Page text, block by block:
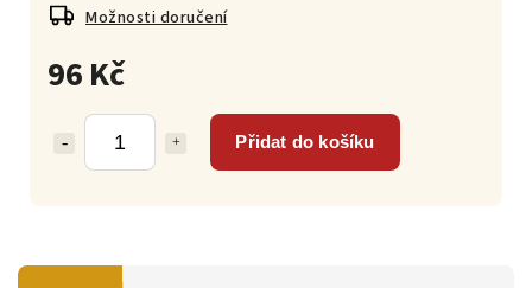
96 Kč
Přidat do košíku
Možnosti doručení